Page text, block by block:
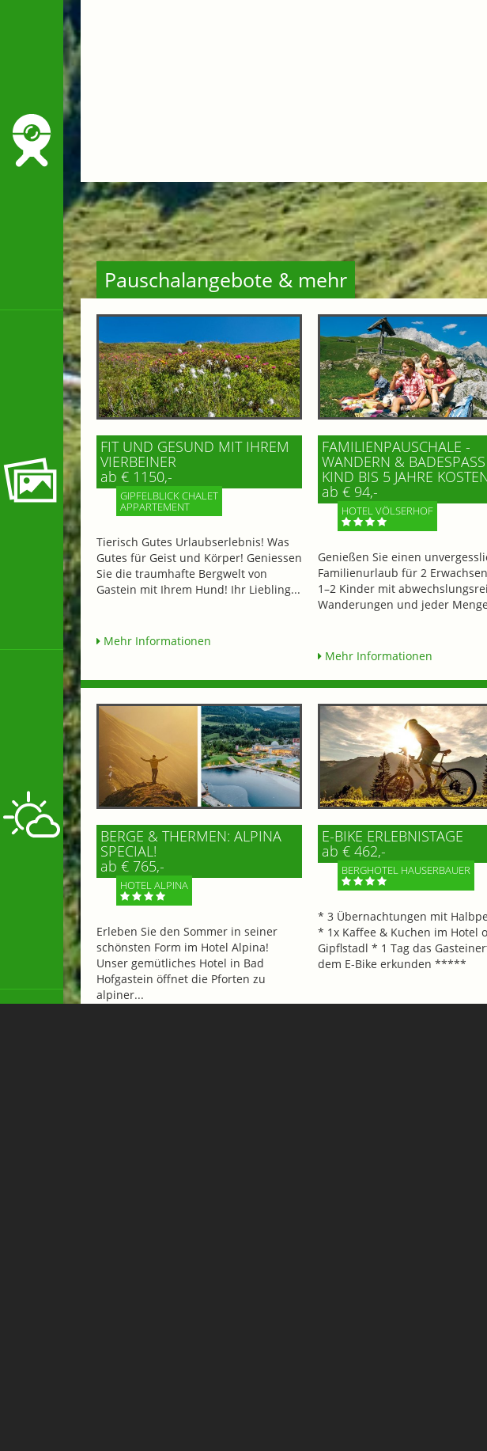
Pauschalangebote & mehr
FIT UND GESUND MIT IHREM
VIERBEINER
ab € 1150,-
GIPFELBLICK CHALET
APPARTEMENT
Tierisch Gutes Urlaubserlebnis! Was
Gutes für Geist und Körper! Geniessen
Sie die traumhafte Bergwelt von
Gastein mit Ihrem Hund! Ihr Liebling...
Mehr Informationen
FAMILIENPAUSCHALE -
WANDERN & BADESPASS -
IND BIS 5 JAHRE
ab € 94,-
HOTEL VÖLSERHOF
Genießen Sie einen
Familienurlaub für 2
1–2 Kinder mit
Wanderungen und jeder
Mehr Informationen
BERGE & THERMEN: ALPINA
SPECIAL!
ab € 765,-
HOTEL ALPINA
Erleben Sie den Sommer in seiner
schönsten Form im Hotel Alpina!
Unser gemütliches Hotel in Bad
Hofgastein öffnet die Pforten zu
alpiner...
E-BIKE ERLEBNISTAGE
ab € 462,-
BERGHOTEL HAUSERBAUER
* 3 Übernachtungen mit
* 1x Kaffee & Kuchen im Hotel
Gipflstadl * 1 Tag das
dem E-Bike erkunden *****